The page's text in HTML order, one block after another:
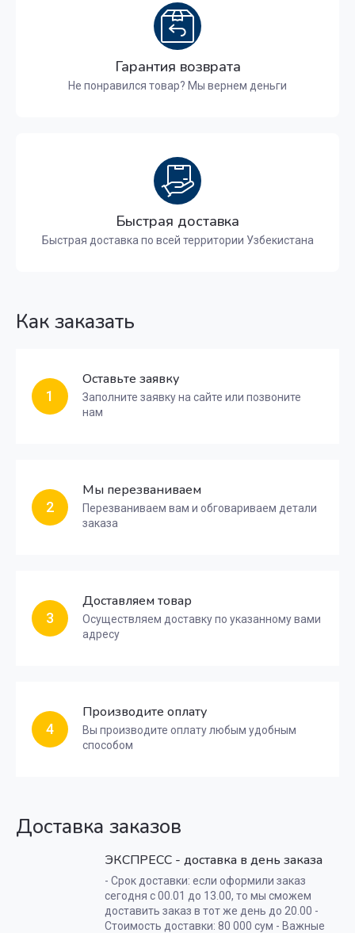
Гарантия возврата
Не понравился товар? Мы вернем деньги
Быстрая доставка
Быстрая доставка по всей территории Узбекистана
Как заказать
1
Оставьте заявку
Заполните заявку на сайте или позвоните
нам
2
Мы перезваниваем
Перезваниваем вам и обговариваем детали
заказа
3
Доставляем товар
Осуществляем доставку по указанному вами
адресу
4
Производите оплату
Вы производите оплату любым удобным
способом
Доставка заказов
ЭКСПРЕСС - доставка в день заказа
- Срок доставки: если оформили заказ
сегодня с 00.01 до 13.00, то мы сможем
доставить заказ в тот же день до 20.00 -
Стоимость доставки: 80 000 сум - Важные